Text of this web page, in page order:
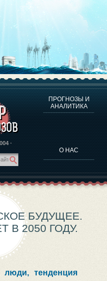
·
ПРОГНОЗЫ И
АНАЛИТИКА
О НАС
ЧЕЛОВЕКА
ЛИЧНОСТЕЙ
ВОЛИКОВА
БУДУЩЕЕ.
В 2050 ГОДУ.
люди, тенденция